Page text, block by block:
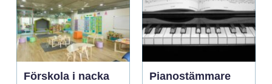
Förskola i nacka
Pianostämmare